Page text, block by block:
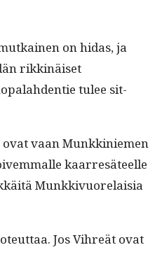
on hidas, ja
rikkinäiset
tulee sit­
vaan Munkkiniemen
kaar­resä­teelle
Munkkivuore­laisia
Jos Vihreät ovat